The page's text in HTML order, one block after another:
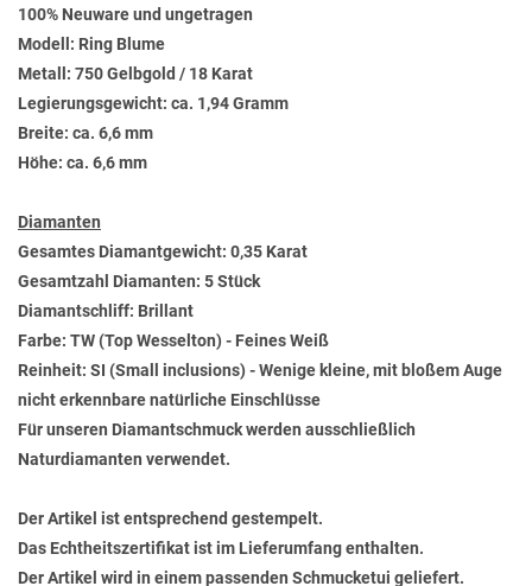
100% Neuware und ungetragen
Modell: Ring Blume
Metall: 750 Gelbgold / 18 Karat
Legierungsgewicht: ca. 1,94 Gramm
Breite: ca. 6,6 mm
Höhe: ca. 6,6 mm
Diamanten
Gesamtes Diamantgewicht: 0,35 Karat
Gesamtzahl Diamanten: 5 Stück
Diamantschliff: Brillant
Farbe: TW (Top Wesselton) - Feines Weiß
Reinheit: SI (Small inclusions) - Wenige kleine, mit bloßem Auge
nicht erkennbare natürliche Einschlüsse
Für unseren Diamantschmuck werden ausschließlich
Naturdiamanten verwendet.
Der Artikel ist entsprechend gestempelt.
Das Echtheitszertifikat ist im Lieferumfang enthalten.
Der Artikel wird in einem passenden Schmucketui geliefert.